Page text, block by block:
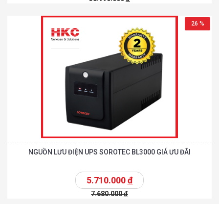
26 %
NGUỒN LƯU ĐIỆN UPS SOROTEC BL3000 GIÁ ƯU ĐÃI
5.710.000đ
7.680.000đ